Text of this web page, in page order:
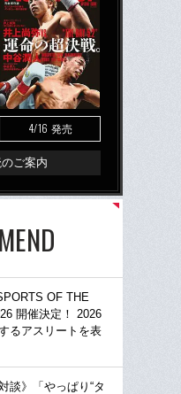
4/16 発売
ご案内
OF THE
開催決定！ 2026
るアスリートを表
談》「やっぱり“タ